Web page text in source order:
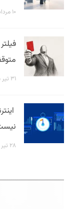
۱۰ مرداد ۱۴۰۵
۳۱ تیر ۱۴۰۵
۲۸ تیر ۱۴۰۵